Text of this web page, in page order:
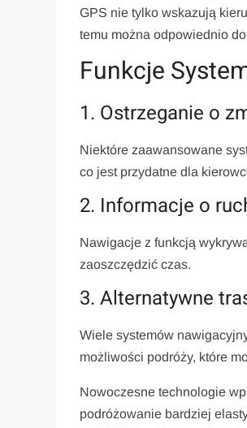
GPS nie tylko wskazują
temu można odpowiednio
Funkcje
1. Ostrzeganie o
Niektóre zaawansowane
co jest przydatne dla
2. Informacje o
Nawigacje z funkcją
zaoszczędzić czas.
3. Alternatywne
Wiele systemów
możliwości podróży, które
Nowoczesne technologie
podróżowanie bardziej